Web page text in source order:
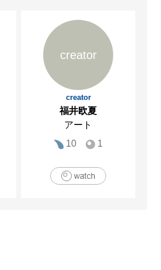
creator
creator
福井欧夏
アート
10
1